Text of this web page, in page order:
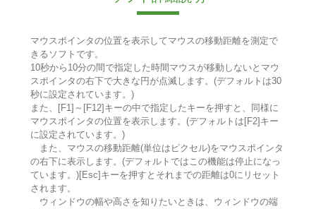
マウスポインタの位置を表示してマウスの移動距離を測定で
きるソフトです。
10秒から10分の間で指定した時間マウスが移動しないとマウ
スポインタの右下で大きな円が点滅します。(デフォルトは30
秒に設定されています。)
また、[F1]～[F12]キーの中で指定したキーを押すと、同様に
マウスポインタの位置を表示します。(デフォルトは[F2]キー
に設定されています。)
また、マウスの移動距離(単位はピクセル)をマウスポインタ
の右下に表示します。(デフォルトではこの機能は停止になっ
ています。)[Esc]キーを押すとそれまでの距離は0にリセット
されます。
ウィンドウの幅や高さを知りたいときは、ウィンドウの端